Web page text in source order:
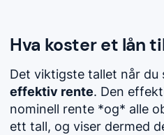
Hva koster et lån
Det viktigste tallet når du
effektiv rente. Den
nominell rente *og* alle
ett tall, og viser dermed